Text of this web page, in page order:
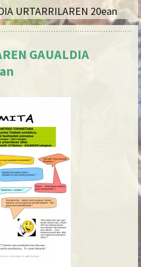
URTARRILAREN 20ean
GAUALDIA